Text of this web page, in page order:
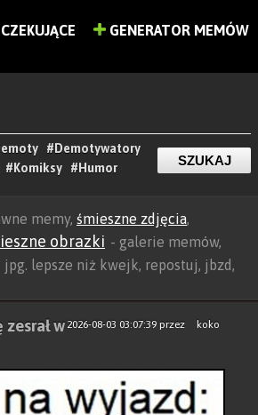
GENERATOR MEMÓW
#Demotywatory
#Komiksy #Humor
memy, śmieszne zdjęcia,
obrazki - galerie memów,
lepsze niż kwejk, repostuj, jbzd,
2026-08-03 03:07:39przez koko
w